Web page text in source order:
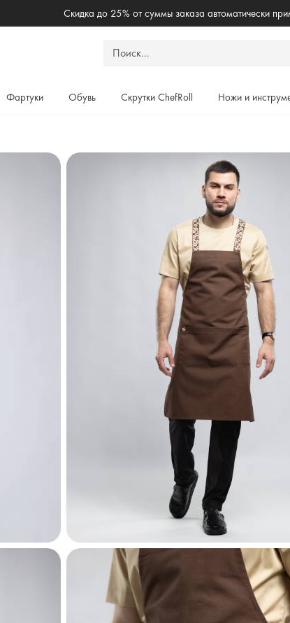
Бесплантая доставка по России при
Фартуки Обувь Скрутки ChefRoll Ножи и